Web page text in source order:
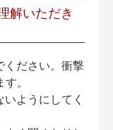
解いただき
ださい。衝撃
。
ようにしてく